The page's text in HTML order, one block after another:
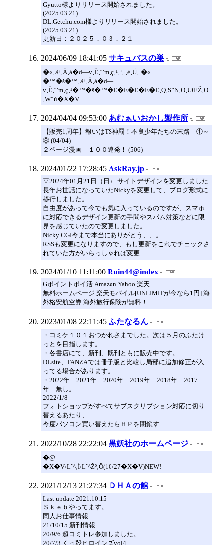
Gyutto様よりリリース開始されました。
(2025.03.21)
DL.Getchu.com様よりリリース開始されました。
(2025.03.21)
更新日：２０２５．０３．２１
2024/06/09 18:41:05 サキュバスの巣
�«‚Æ‚Ä‚à�d—v‚È‚¨’m‚ç‚¹‚ª‚ ‚è‚Ü‚·�«
�™�š�™‚Æ‚Ä‚à�d—
v‚È‚¨’m‚ç‚¹�™�š�™�E�E�E�E�E‚Q‚S”N‚O‚UŒŽ‚O
‚W“ú�X�V
2024/04/04 09:53:00 あむぁいおかし製作所
【販売1周年】報いはTS神罰！不良少年たちの末路 ①～
⑧ (04/04)
２ページ漫画 １００連発！ (506)
2024/01/22 17:28:45 AskRay.jp
▽2024年01月21日（日） サイトデザインを変更しました
長年お世話になっていたNickyを変更して、ブログ形式に
移行しました。
自由度があって今でも気に入っているのですが、スマホ
に対応できるデザイン更新の手間やスパム対策などに限
界を感じていたので変更しました。
Nicky CGI今まで本当にありがとう、、。
RSSも変更になりますので、もし更新をこれでチェックさ
れていた方がいらっしゃれば変更
2024/01/10 11:11:00 Ruin44@index
Gポイントポイ活 Amazon Yahoo 楽天
無料ホームページ 楽天モバイル[UNLIMITが今なら1円] 海
外格安航空券 海外旅行保険が無料！
2023/01/08 22:11:45 ふたなるん
・コミケ１０１おつかれさまでした。次は５月のふたけ
っとを目指します。
・各書店にて、新刊、既刊ともに販売中です。
DLsite、FANZAでは冊子版と比較し局部に追加修正が入
ってる場合があります。
・2022年 2021年 2020年 2019年 2018年 2017
年 無し。
2022/1/8
フォトショップがすべてサブスクリプション対応に切り
替えるあたり、
今度パソコン買い替えたらＨＰを閉鎖す
2022/10/28 22:22:04 黒妖社のホームページ
�@
�X�V‹L˜^‚Í‹L˜^Žº‚Ö(10/27�X�V)NEW!
2021/12/13 21:27:34 ＤＨＡの館
Last update 2021.10.15
Ｓｋｅｂやってます。
同人お仕事情報
21/10/15 新刊情報
20/9/6 超コミトレ参加しました。
20/7/3 くっ殺ヒロインズvol4